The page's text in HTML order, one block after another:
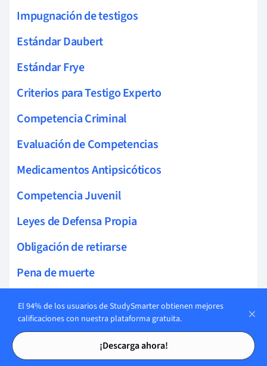
Tarjetas de estudio
Tarjetas de estudio
Impugnación de testigos
Estándar Daubert
Estándar Frye
Criterios para Testigo Experto
Competencia Criminal
Evaluación de Competencias
Medicamentos Antipsicóticos
Competencia Juvenil
Leyes de Defensa Propia
Obligación de retirarse
Pena de muerte
Métodos de Ejecución
Evaluación forense
Pruebas Cognitivas
El 94% de los usuarios de StudySmarter obtienen mejores
calificaciones con nuestra plataforma gratuita.
¡Descarga ahora!